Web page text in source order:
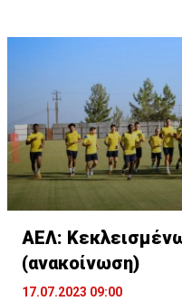
ονοματεπώνυμο,
ΑΕΛ:
(ανακοίνωση)
17.07.2023 09:00